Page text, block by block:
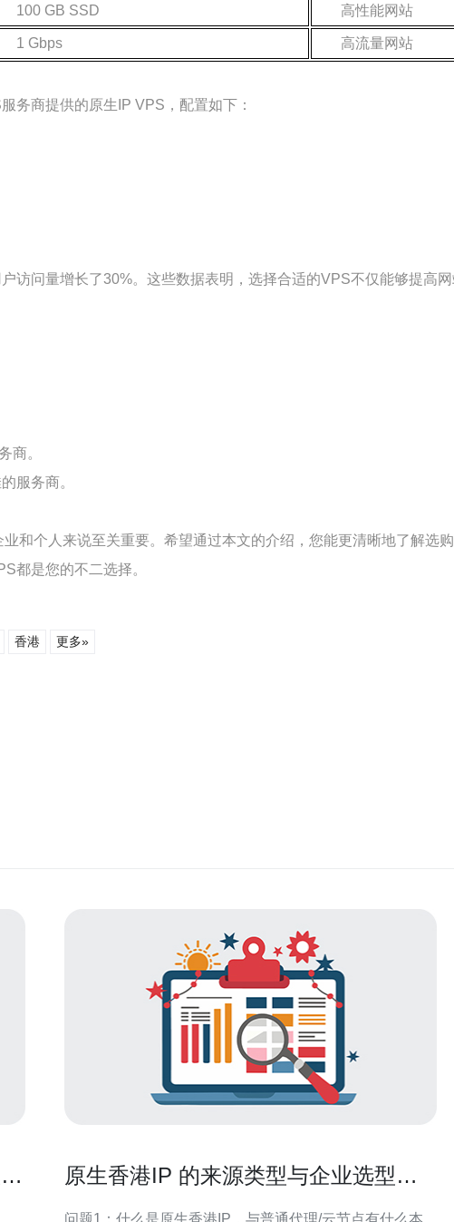
100 GB SSD 高性能网站
1 Gbps 高流量网站
务商提供的原生IP VPS，配置如下：
访问量增长了30%。这些数据表明，选择合适的VPS不仅能够提高网
商。
服务商。
和个人来说至关重要。希望通过本文的介绍，您能更清晰地了解选
都是您的不二选择。
香港 更多»
原生香港IP 的来源类型与企业选型实
问题1：什么是原生香港IP，与普通代理/云节点有什么本